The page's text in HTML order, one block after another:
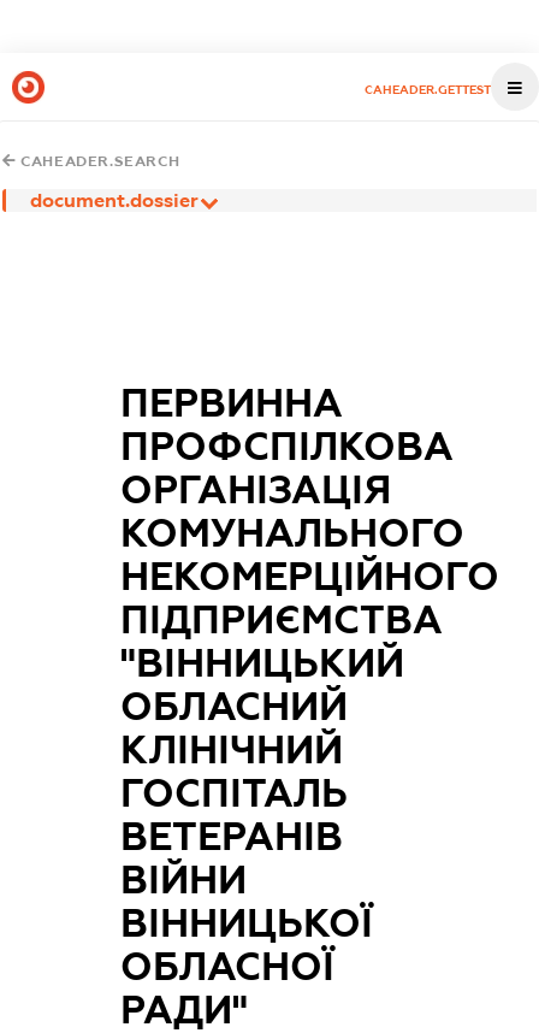
CAHEADER.GETTEST
CAHEADER.SEARCH
document.dossier
ПЕРВИННА
ПРОФСПІЛКОВА
ОРГАНІЗАЦІЯ
КОМУНАЛЬНОГО
НЕКОМЕРЦІЙНОГО
ПІДПРИЄМСТВА
"ВІННИЦЬКИЙ
ОБЛАСНИЙ
КЛІНІЧНИЙ
ГОСПІТАЛЬ
ВЕТЕРАНІВ
ВІЙНИ
ВІННИЦЬКОЇ
ОБЛАСНОЇ
РАДИ"